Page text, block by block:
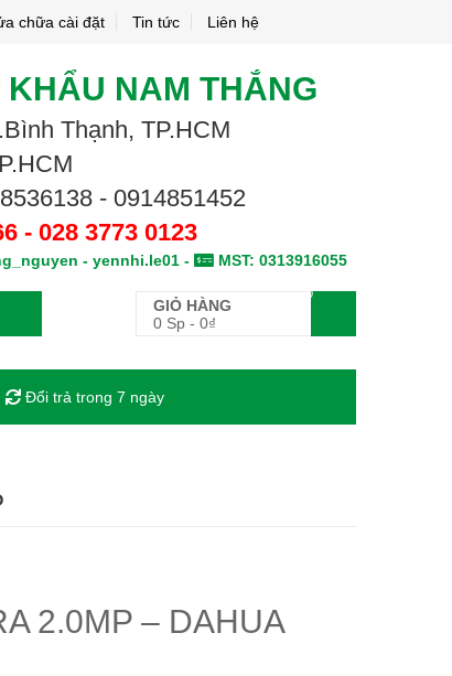
chữa cài đặt Tin tức Liên hệ
KHẨU NAM THẮNG
Thạnh, TP.HCM
- 0914851452
- 028 3773 0123
- yennhi.le01 - MST: 0313916055
GIỎ HÀNG
0 Sp - 0₫
0
Đổi trả trong 7 ngày
2.0MP – DAHUA